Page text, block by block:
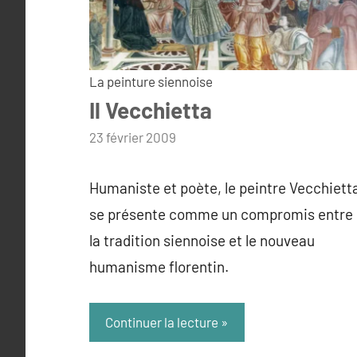
La peinture siennoise
Il Vecchietta
par
23 février 2009
Humaniste et poète, le peintre
se présente comme un compromis entre
la tradition siennoise et le nouveau
humanisme florentin.
Continuer la lecture